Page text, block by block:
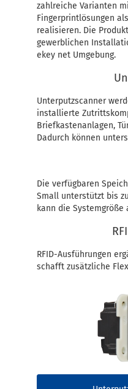
zahlreiche Varianten
Fingerprintlösungen
realisieren. Die
gewerblichen
ekey net Umgebung.
Unterputzscanner
installierte
Briefkastenanlagen,
Dadurch können
Die verfügbaren
Small unterstützt bis
kann die
RFID-Ausführungen
schafft zusätzliche